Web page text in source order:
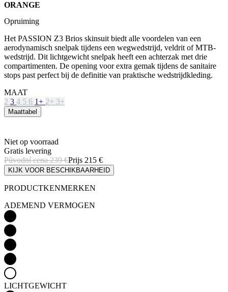
ORANGE
Opruiming
Het PASSION Z3 Brios skinsuit biedt alle voordelen van een
aerodynamisch snelpak tijdens een wegwedstrijd, veldrit of MTB-
wedstrijd. Dit lichtgewicht snelpak heeft een achterzak met drie
compartimenten. De opening voor extra gemak tijdens de sanitaire
stops past perfect bij de definitie van praktische wedstrijdkleding.
MAAT
2 3 4 5 6 1+ 2+ 3+
Maattabel
Niet op voorraad
Gratis levering
Prijs 215 €
Původní cena239 €
KIJK VOOR BESCHIKBAARHEID
PRODUCTKENMERKEN
ADEMEND VERMOGEN
LICHTGEWICHT